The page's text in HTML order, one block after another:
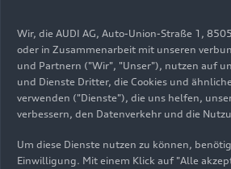
sind. Den Anfang machen der
der Audi Q6L Sportbacke-tron
lokalisierte PPE-Modelle sowie
Verbrenner-Plattform PPC
und Audi A5L Sportback. Ihre
Markteinführung hatten die
Modelle und der Audi A5L am 7.
Wir, die AUDI AG, Auto-Union-Straße 1,
oder in Zusammenarbeit mit unseren
und Partnern ("Wir", "Unser"), nutzen auf
und Dienste Dritter, die Cookies und
verwenden ("Dienste"), die uns helfen,
verbessern, den Datenverkehr und die
Um diese Dienste nutzen zu können,
Einwilligung. Mit einem Klick auf "Alle